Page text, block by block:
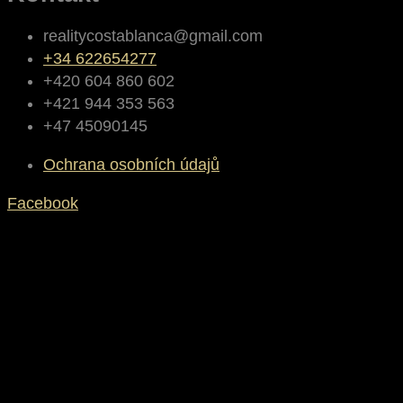
realitycostablanca@gmail.com
+34 622654277
+420 604 860 602
+421 944 353 563
+47 45090145
Ochrana osobních údajů
Facebook